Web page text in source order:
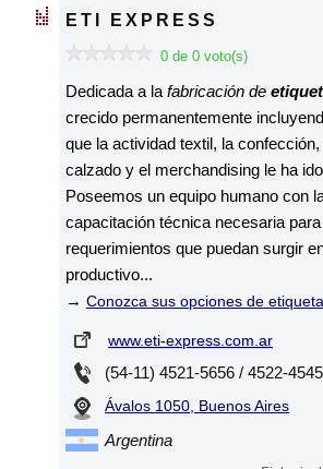
ETI EXPRESS
0 de 0 voto(s)
Dedicada a la fabricación de
crecido permanentemente
que la actividad textil, la
calzado y el merchandising le ha
Poseemos un equipo humano con
capacitación técnica necesaria
requerimientos que puedan surgir
productivo...
→ Conozca sus opciones de
www.eti-express.com.ar
(54-11) 4521-5656 / 4522-4545
Ávalos 1050, Buenos Aires
Argentina